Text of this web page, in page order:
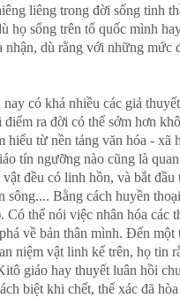
liêng trong đời sống tinh
họ sống trên tổ quốc mình
dù rằng với những
có khá nhiều các giả
ra đời có thể sớm hơn
từ nền tảng văn hóa - xã
tín ngưỡng nào cũng là
đều có linh hồn, và bắt
sông.... Bằng cách huyền
thể nói việc nhân hóa các
về bản thân mình. Đến
niệm vật linh kể trên, họ tin
giáo hay thuyết luân hồi
biệt khi chết, thể xác đã